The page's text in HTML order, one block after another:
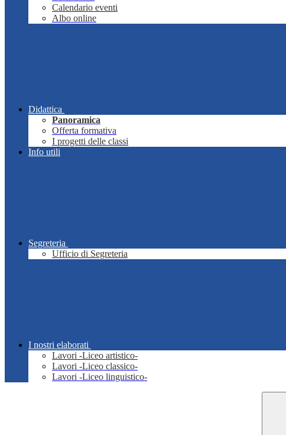
Calendario eventi
Albo online
Didattica
Panoramica
Offerta formativa
I progetti delle classi
Info utili
Segreteria
Ufficio di Segreteria
I nostri elaborati
Lavori -Liceo artistico-
Lavori -Liceo classico-
Lavori -Liceo linguistico-